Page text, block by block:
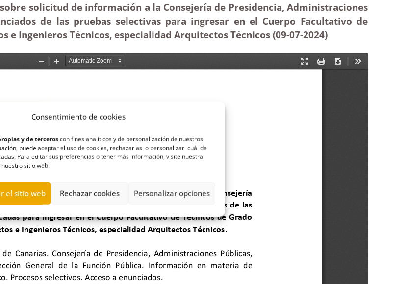
Consentimiento de cookies
y de terceroscon fines analíticos y de personalización de nuestros
puede aceptar el uso de cookies, rechazarlas o personalizar cuál de
Para editar sus preferencias o tener más información, visite nuestra
nuestro sitio web.
el sitio web Rechazar cookies Personalizar opciones
solicitud de información a la Consejería de Presidencia, Administraciones
de las pruebas selectivas para ingresar en el Cuerpo Facultativo de
e Ingenieros Técnicos, especialidad Arquitectos Técnicos (09-07-2024)